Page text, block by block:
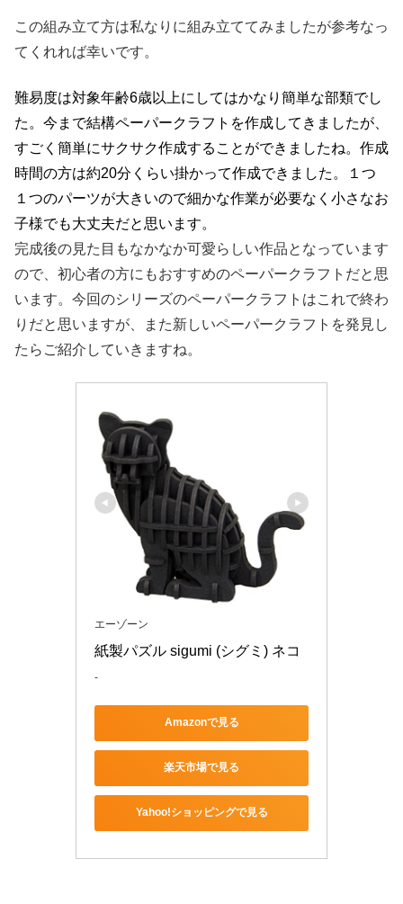
この組み立て方は私なりに組み立ててみましたが参考なっ
てくれれば幸いです。
難易度は対象年齢6歳以上にしてはかなり簡単な部類でし
た。今まで結構ペーパークラフトを作成してきましたが、
すごく簡単にサクサク作成することができましたね。作成
時間の方は約20分くらい掛かって作成できました。１つ
１つのパーツが大きいので細かな作業が必要なく小さなお
子様でも大丈夫だと思います。
完成後の見た目もなかなか可愛らしい作品となっています
ので、初心者の方にもおすすめのペーパークラフトだと思
います。今回のシリーズのペーパークラフトはこれで終わ
りだと思いますが、また新しいペーパークラフトを発見し
たらご紹介していきますね。
エーゾーン
紙製パズル sigumi (シグミ) ネコ
-
Amazonで見る
楽天市場で見る
Yahoo!ショッピングで見る